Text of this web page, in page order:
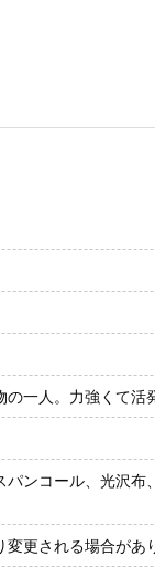
一人。力強くて活
ンコール、光沢
更される場合があ